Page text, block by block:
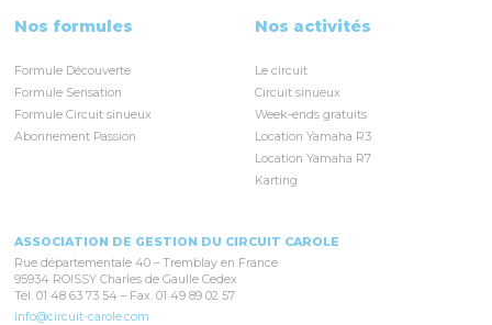
Nos formules
Formule Découverte
Formule Sensation
Formule Circuit sinueux
Abonnement Passion
Nos activités
Le circuit
Circuit sinueux
Week-ends gratuits
Location Yamaha R3
Location Yamaha R7
Karting
ASSOCIATION DE GESTION DU CIRCUIT CAROLE
Rue départementale 40 – Tremblay en France
95934 ROISSY Charles de Gaulle Cedex
Tél. 01 48 63 73 54 – Fax. 01 49 89 02 57
info@circuit-carole.com